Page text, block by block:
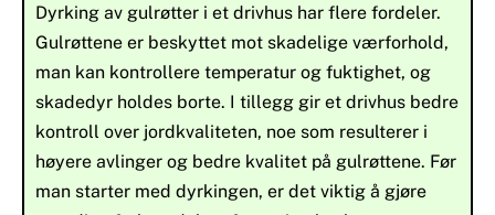
Dyrking av gulrøtter i et drivhus har flere fordeler.
Gulrøttene er beskyttet mot skadelige værforhold,
man kan kontrollere temperatur og fuktighet, og
skadedyr holdes borte. I tillegg gir et drivhus bedre
kontroll over jordkvaliteten, noe som resulterer i
høyere avlinger og bedre kvalitet på gulrøttene. Før
man starter med dyrkingen, er det viktig å gjøre